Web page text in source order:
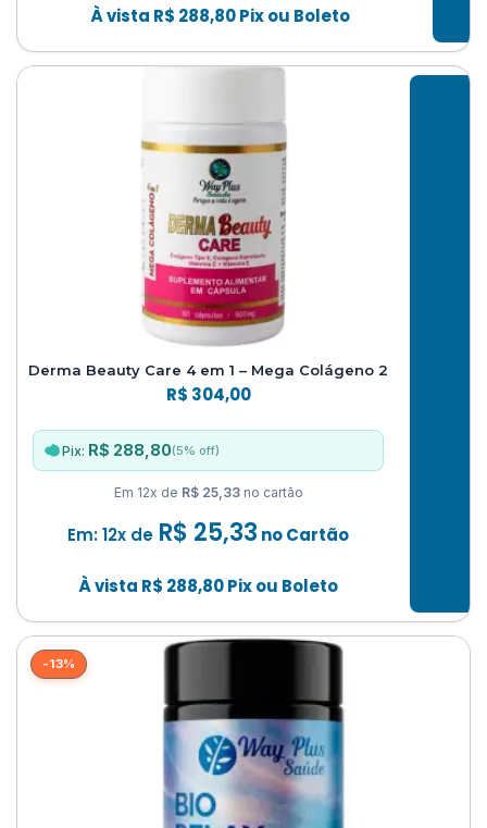
À vista R$ 288,80 Pix ou Boleto
Derma Beauty Care 4 em 1 – Mega Colágeno 2
R$ 304,00
Pix: R$ 288,80(5% off)
Em 12x de R$ 25,33no cartão
Em: 12x de R$ 25,33 no Cartão
À vista R$ 288,80Pix ou Boleto
-13%